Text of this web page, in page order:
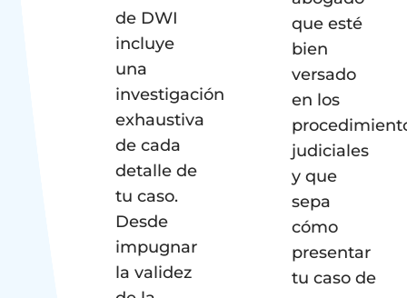
de DWI
incluye
una
investigación
exhaustiva
de cada
detalle de
tu caso.
Desde
impugnar
la validez
que esté
bien
versado
en los
judiciales
y que
sepa
cómo
presentar
tu caso de